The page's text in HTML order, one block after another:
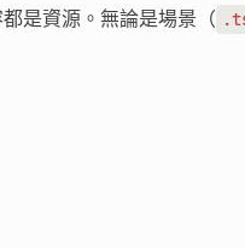
是資源。無論是場景（